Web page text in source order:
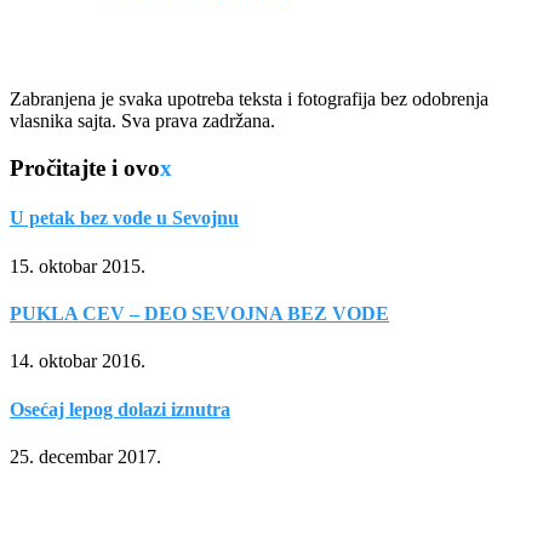
Zabranjena je svaka upotreba teksta i fotografija bez odobrenja
vlasnika sajta. Sva prava zadržana.
Pročitajte i ovox
U petak bez vode u Sevojnu
15. oktobar 2015.
PUKLA CEV – DEO SEVOJNA BEZ VODE
14. oktobar 2016.
Osećaj lepog dolazi iznutra
25. decembar 2017.